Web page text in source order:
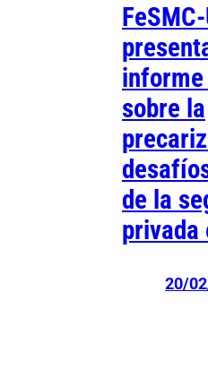
sobre la
de la
privada
20/